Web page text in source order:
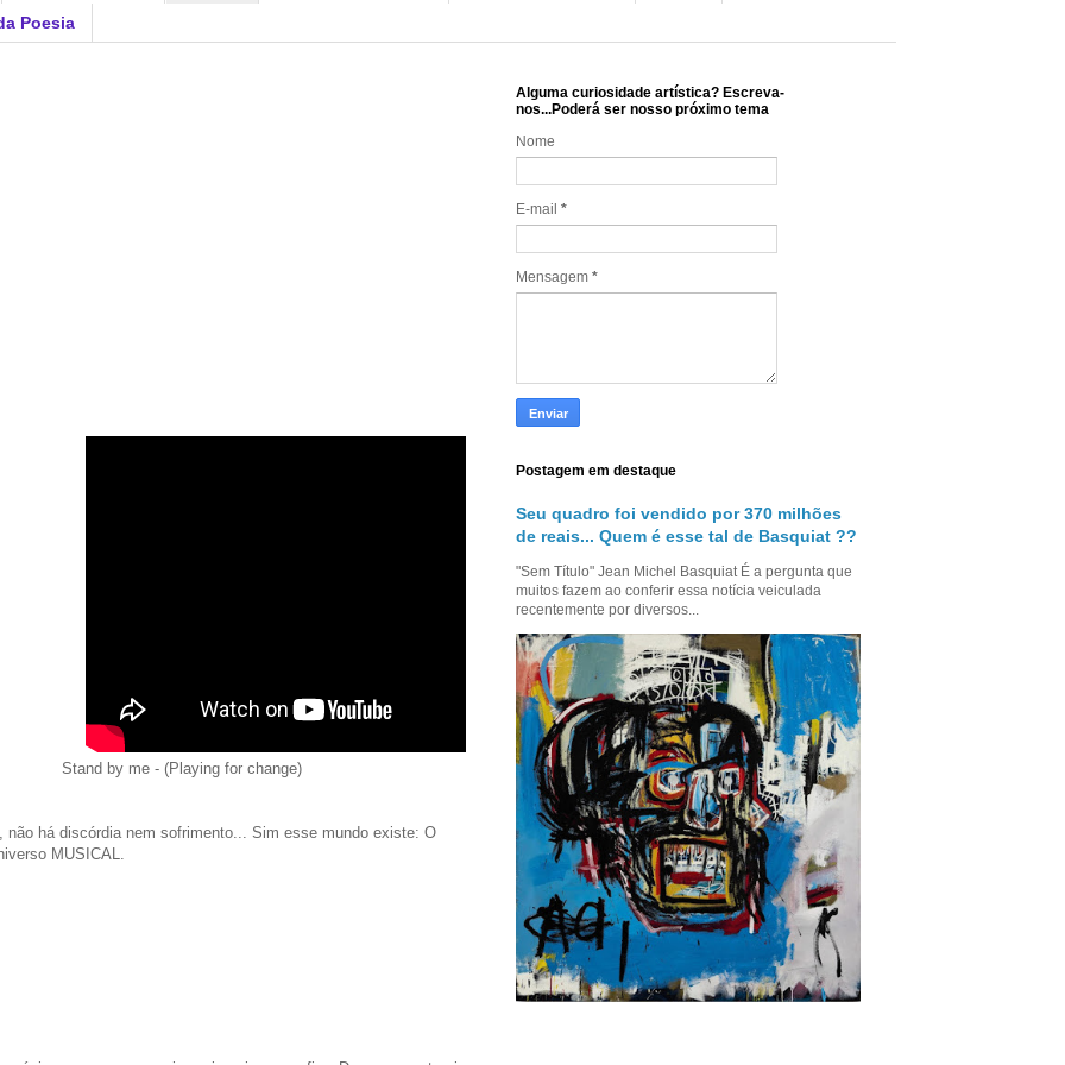
Poesia
(Playing for change)
há discórdia nem sofrimento... Sim esse mundo existe: O
MUSICAL.
Alguma curiosidade artística? Escreva-
nos...Poderá ser nosso próximo tema
Nome
E-mail *
Mensagem *
Postagem em destaque
Seu quadro foi vendido por 370 milhões
de reais... Quem é esse tal de Basquiat ??
"Sem Título" Jean Michel Basquiat É a pergunta que
muitos fazem ao conferir essa notícia veiculada
recentemente por diversos...